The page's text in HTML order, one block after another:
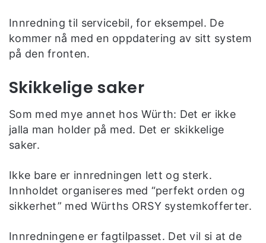
Innredning til servicebil, for eksempel. De
kommer nå med en oppdatering av sitt system
på den fronten.
Skikkelige saker
Som med mye annet hos Würth: Det er ikke
jalla man holder på med. Det er skikkelige
saker.
Ikke bare er innredningen lett og sterk.
Innholdet organiseres med “perfekt orden og
sikkerhet” med Würths ORSY systemkofferter.
Innredningene er fagtilpasset. Det vil si at de